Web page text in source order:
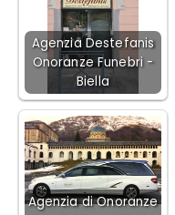
Agenzia Destefanis
Onoranze Funebri -
Biella
Agenzia di Onoranze